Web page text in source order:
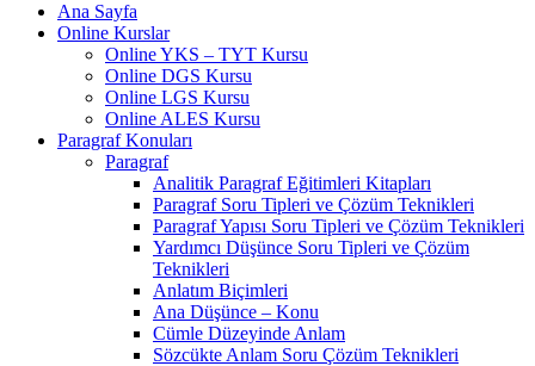
Ana Sayfa
Online Kurslar
Online YKS – TYT Kursu
Online DGS Kursu
Online LGS Kursu
Online ALES Kursu
Paragraf Konuları
Paragraf
Analitik Paragraf Eğitimleri Kitapları
Paragraf Soru Tipleri ve Çözüm Teknikleri
Paragraf Yapısı Soru Tipleri ve Çözüm Teknikleri
Yardımcı Düşünce Soru Tipleri ve Çözüm
Teknikleri
Anlatım Biçimleri
Ana Düşünce – Konu
Cümle Düzeyinde Anlam
Sözcükte Anlam Soru Çözüm Teknikleri